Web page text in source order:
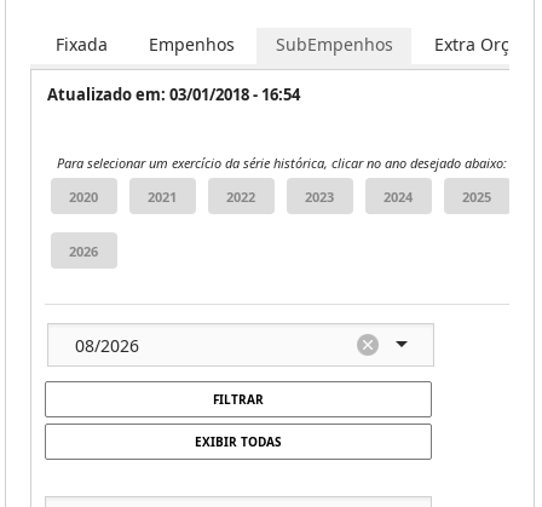
Fixada Empenhos SubEmpenhos Extra
Atualizado em: 03/01/2018 - 16:54
Para selecionar um exercício da série histórica, clicar no ano desejado abaixo:
FILTRAR
EXIBIR TODAS